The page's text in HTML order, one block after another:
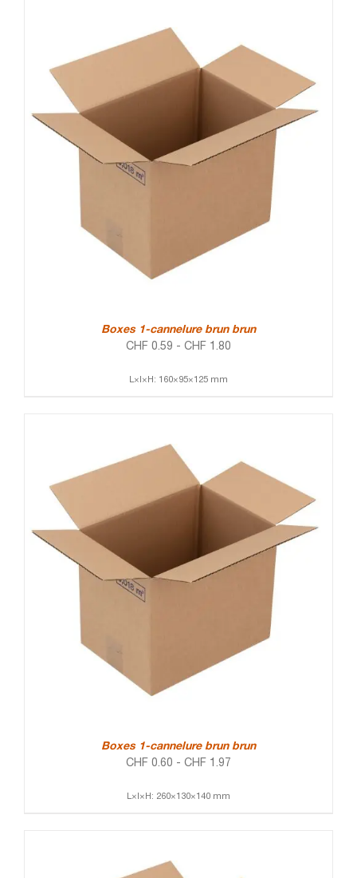
Boxes 1-cannelure brun brun
CHF 0.59 - CHF 1.80
L×l×H: 160×95×125 mm
Boxes 1-cannelure brun brun
CHF 0.60 - CHF 1.97
L×l×H: 260×130×140 mm